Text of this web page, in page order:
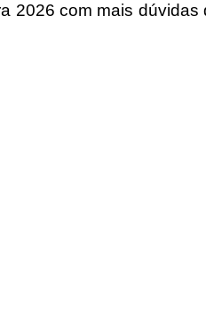
2026 com mais